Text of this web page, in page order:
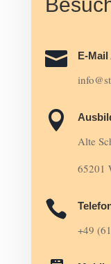
 E-Mail

Alte
65201

+49